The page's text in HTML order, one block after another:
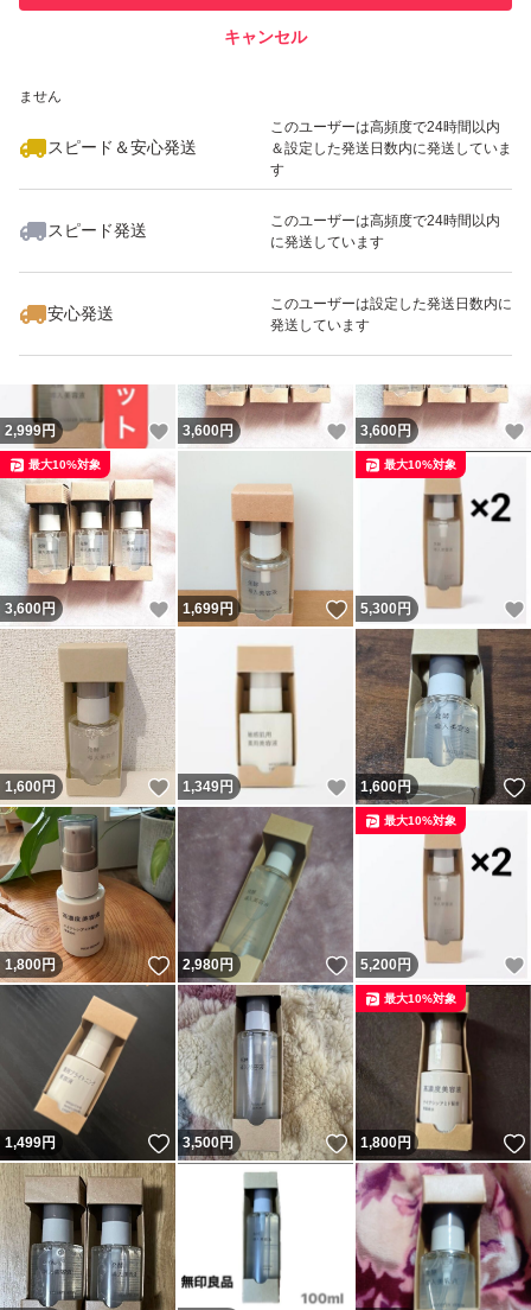
ません
スピード＆安心発送
このユーザーは高頻度で24時間以内
＆設定した発送日数内に発送していま
す
スピード発送
このユーザーは高頻度で24時間以内
に発送しています
安心発送
このユーザーは設定した発送日数内に
発送しています
キャンセル
いいね！
2,850
2,999円 いいね！
3,600円 いいね！
3,600円
3,600円 いいね！
最大10%対象
1,699円 いいね！
5,300 円
最大10%対象
1,600円 いいね！
1,349円 いいね！
1,600円
1,800円 いいね！
2,980円 いいね！
5,200 円
最大10%対象
1,499円 いいね！
3,500円 いいね！
1,800円
最大10%対象